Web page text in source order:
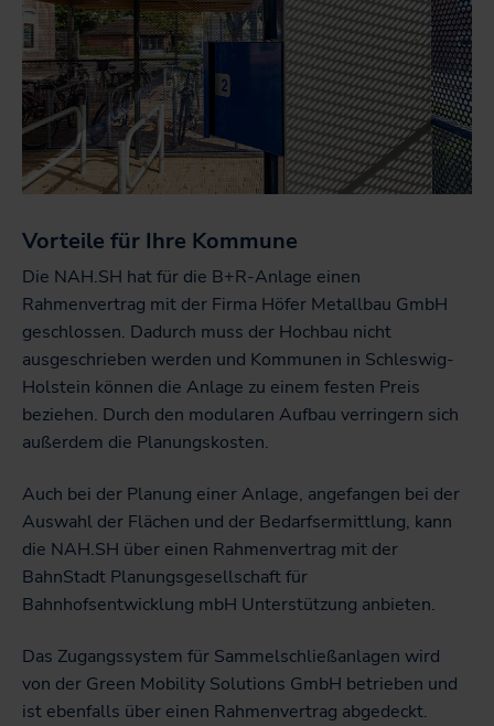
Vorteile für Ihre Kommune
Die NAH.SH hat für die B+R-Anlage einen
Rahmenvertrag mit der Firma Höfer Metallbau GmbH
geschlossen. Dadurch muss der Hochbau nicht
ausgeschrieben werden und Kommunen in Schleswig-
Holstein können die Anlage zu einem festen Preis
beziehen. Durch den modularen Aufbau verringern sich
außerdem die Planungskosten.
Auch bei der Planung einer Anlage, angefangen bei der
Auswahl der Flächen und der Bedarfsermittlung, kann
die NAH.SH über einen Rahmenvertrag mit der
BahnStadt Planungsgesellschaft für
Bahnhofsentwicklung mbH Unterstützung anbieten.
Das Zugangssystem für Sammelschließanlagen wird
von der Green Mobility Solutions GmbH betrieben und
ist ebenfalls über einen Rahmenvertrag abgedeckt.